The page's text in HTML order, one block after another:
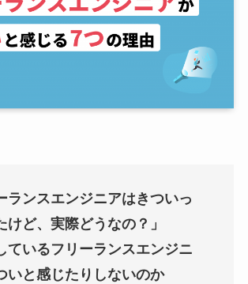
ランスエンジニアはきついっ
けど、実際どうなの？」
ているフリーランスエンジニ
いと感じたりしないのか